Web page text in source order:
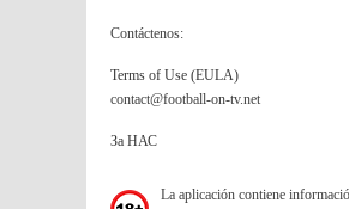
Contáctenos:
Terms of Use (EULA)
contact@football-on-tv.net
За НАС
La aplicación contiene